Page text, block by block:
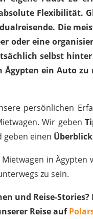
Flexibilität.
Die
oder eine
selbst
ein Auto
persönlichen
Wir geben
geben einen
in
zu sein.
und Reise-
Reise auf